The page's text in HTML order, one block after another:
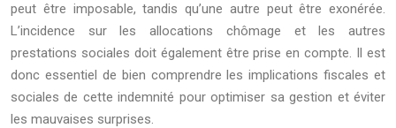
peut être imposable, tandis qu’une autre peut être exonérée.
L’incidence sur les allocations chômage et les autres
prestations sociales doit également être prise en compte. Il est
donc essentiel de bien comprendre les implications fiscales et
sociales de cette indemnité pour optimiser sa gestion et éviter
les mauvaises surprises.